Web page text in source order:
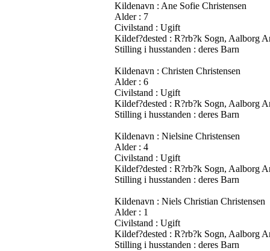
Kildenavn : Ane Sofie Christensen
Alder : 7
Civilstand : Ugift
Kildef?dested : R?rb?k Sogn, Aalborg
Stilling i husstanden : deres Barn
Kildenavn : Christen Christensen
Alder : 6
Civilstand : Ugift
Kildef?dested : R?rb?k Sogn, Aalborg
Stilling i husstanden : deres Barn
Kildenavn : Nielsine Christensen
Alder : 4
Civilstand : Ugift
Kildef?dested : R?rb?k Sogn, Aalborg
Stilling i husstanden : deres Barn
Kildenavn : Niels Christian Christensen
Alder : 1
Civilstand : Ugift
Kildef?dested : R?rb?k Sogn, Aalborg
Stilling i husstanden : deres Barn